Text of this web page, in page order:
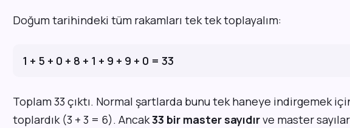
Doğum tarihindeki tüm rakamları tek tek toplayalım:
1 + 5 + 0 + 8 + 1 + 9 + 9 + 0 = 33
Toplam 33 çıktı. Normal şartlarda bunu tek haneye indirgemek
toplardık (3 + 3 = 6). Ancak33 bir master sayıdırve master